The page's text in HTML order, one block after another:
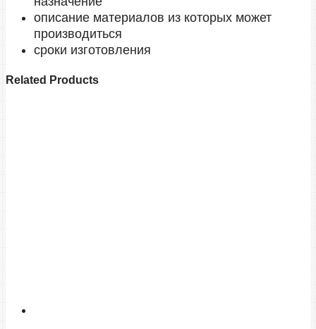
описание материалов из которых может
производиться
сроки изготовления
Related Products